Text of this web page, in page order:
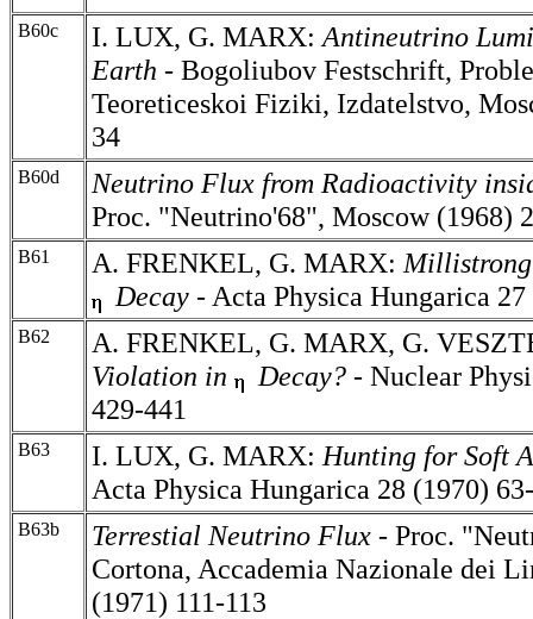
B60c I. LUX, G. MARX: Antineutrino
Earth - Bogoliubov Festschrift,
Teoreticeskoi Fiziki, Izdatelstvo,
34
B60d
Neutrino Flux from Radioactivity
Proc. "Neutrino'68", Moscow (1968)
B61 A. FRENKEL, G. MARX:
Decay - Acta Physica Hungarica
B62
A. FRENKEL, G. MARX, G.
Violation in
Decay? - Nuclear
429-441
B63 I. LUX, G. MARX: Hunting for Soft
Acta Physica Hungarica 28 (1970)
B63b Terrestial Neutrino Flux - Proc.
Cortona, Accademia Nazionale dei
(1971) 111-113